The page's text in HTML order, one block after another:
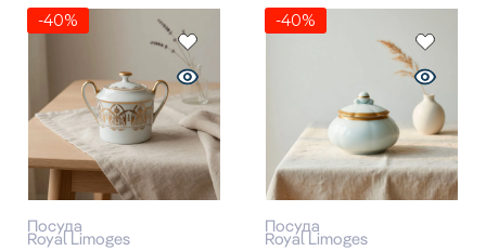
-40%
Посуда
Royal Limoges
-40%
Посуда
Royal Limoges